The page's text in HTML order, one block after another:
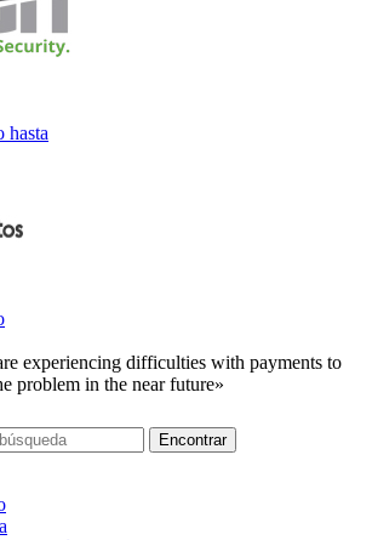
hasta
experiencing difficulties with payments to
problem in the near future»
Encontrar